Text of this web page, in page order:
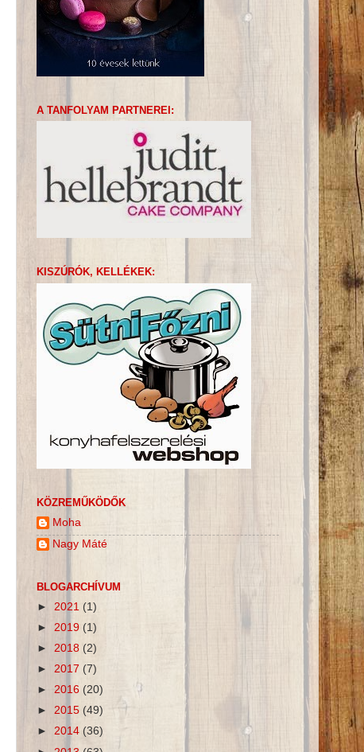
A TANFOLYAM PARTNEREI:
KISZÚRÓK, KELLÉKEK:
KÖZREMŰKÖDŐK
Moha
Nagy Máté
BLOGARCHÍVUM
► 2021 (1)
► 2019 (1)
► 2018 (2)
► 2017 (7)
► 2016 (20)
► 2015 (49)
► 2014 (36)